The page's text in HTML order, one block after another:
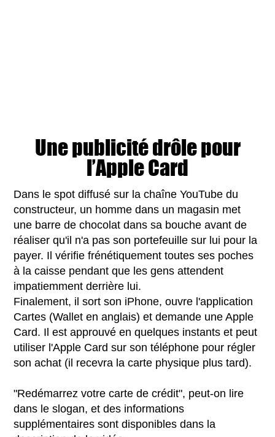
Une publicité drôle pour
l’Apple Card
Dans le spot diffusé sur la chaîne YouTube du
constructeur, un homme dans un magasin met
une barre de chocolat dans sa bouche avant de
réaliser qu'il n'a pas son portefeuille sur lui pour la
payer. Il vérifie frénétiquement toutes ses poches
à la caisse pendant que les gens attendent
impatiemment derrière lui.
Finalement, il sort son iPhone, ouvre l'application
Cartes (Wallet en anglais) et demande une Apple
Card. Il est approuvé en quelques instants et peut
utiliser l'Apple Card sur son téléphone pour régler
son achat (il recevra la carte physique plus tard).
"Redémarrez votre carte de crédit", peut-on lire
dans le slogan, et des informations
supplémentaires sont disponibles dans la